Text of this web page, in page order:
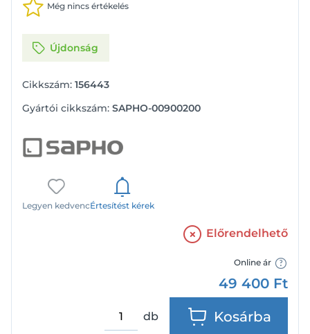
Még nincs értékelés
Újdonság
Cikkszám: 156443
Gyártói cikkszám: SAPHO-00900200
Legyen kedvencÉrtesítést kérek
Előrendelhető
Online ár
49 400 Ft
db Kosárba